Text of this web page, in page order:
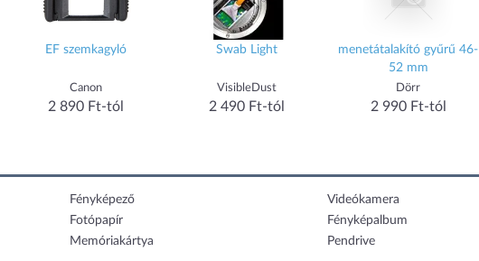
EF szemkagyló
Canon
2 890 Ft-tól
Swab Light
VisibleDust
2 490 Ft-tól
menetátalakító gyűrű 46-
52 mm
Dörr
2 990 Ft-tól
Fényképező Videókamera
Fotópapír Fényképalbum
Memóriakártya Pendrive